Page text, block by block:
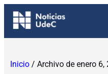
Saltar
Inicio / Archivo de enero 6,